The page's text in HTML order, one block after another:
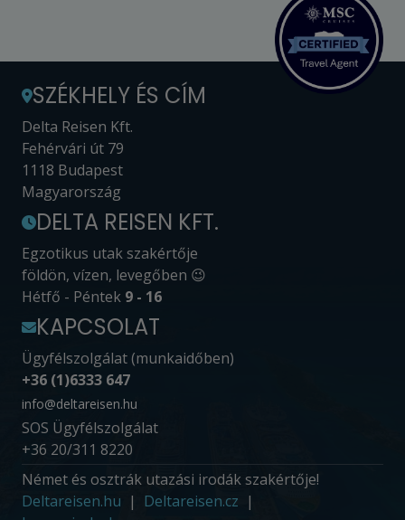
SZÉKHELY ÉS CÍM
Delta Reisen Kft.
Fehérvári út 79
1118 Budapest
Magyarország
DELTA REISEN KFT.
Egzotikus utak szakértője
földön, vízen, levegőben 😉
Hétfő - Péntek 9 - 16
KAPCSOLAT
Ügyfélszolgálat (munkaidőben)
+36 (1)6333 647
info@deltareisen.hu
SOS Ügyfélszolgálat
+36 20/311 8220
Német és osztrák utazási irodák szakértője!
Deltareisen.hu
Deltareisen.cz